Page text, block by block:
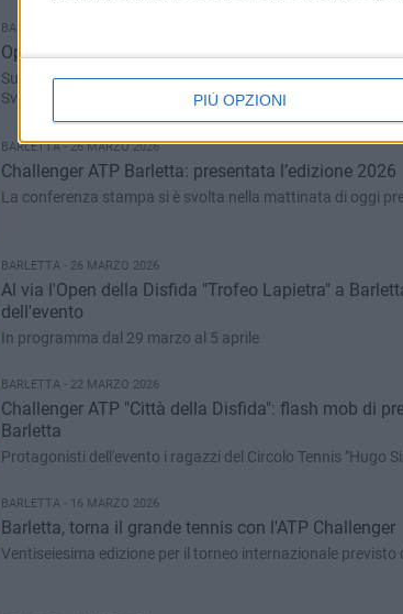
PIÙ OPZIONI
BARLETTA - 30 MARZO 2026
Open Barletta 2026: primi incontri del main draw e
Subito fuori i blasonati Nagal e Kukushkin, mentre da
Svrcina. Tra gli italiani avanza Marco Cecchinato. Nulla da
Cadenasso
BARLETTA - 26 MARZO 2026
Challenger ATP Barletta: presentata l’edizione 2026
La conferenza stampa si è svolta nella mattinata di oggi
BARLETTA - 26 MARZO 2026
Al via l'Open della Disfida "Trofeo Lapietra" a
dell'evento
In programma dal 29 marzo al 5 aprile
BARLETTA - 22 MARZO 2026
Challenger ATP "Città della Disfida": flash mob di
Barletta
Protagonisti dell'evento i ragazzi del Circolo Tennis "Hugo
BARLETTA - 16 MARZO 2026
Barletta, torna il grande tennis con l'ATP Challenger
Ventiseiesima edizione per il torneo internazionale previsto